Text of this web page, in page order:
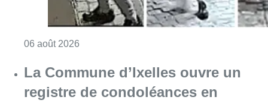
06 août 2026
La Commune d’Ixelles ouvre un
registre de condoléances en